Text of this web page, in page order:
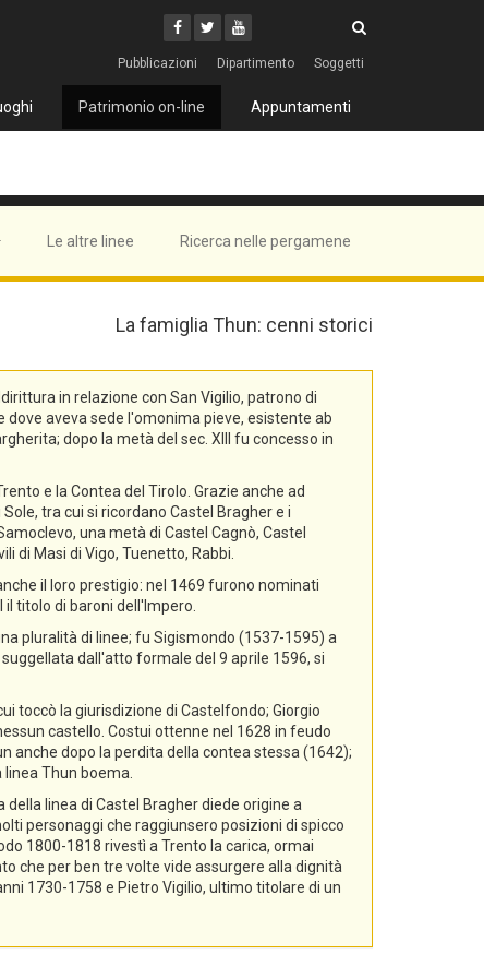
Facebook
Twitter
Youtube
Pubblicazioni Dipartimento Soggetti
Patrimonio on-line Appuntamenti
Le altre linee Ricerca nelle pergamene
La famiglia Thun: cenni storici
in relazione con San Vigilio, patrono di
dove aveva sede l'omonima pieve, esistente ab
dopo la metà del sec. XIII fu concesso in
e la Contea del Tirolo. Grazie anche ad
tra cui si ricordano Castel Bragher e i
una metà di Castel Cagnò, Castel
di Masi di Vigo, Tuenetto, Rabbi.
il loro prestigio: nel 1469 furono nominati
titolo di baroni dell'Impero.
pluralità di linee; fu Sigismondo (1537-1595) a
dall'atto formale del 9 aprile 1596, si
toccò la giurisdizione di Castelfondo; Giorgio
castello. Costui ottenne nel 1628 in feudo
anche dopo la perdita della contea stessa (1642);
Thun boema.
linea di Castel Bragher diede origine a
personaggi che raggiunsero posizioni di spicco
1800-1818 rivestì a Trento la carica, ormai
che per ben tre volte vide assurgere alla dignità
1730-1758 e Pietro Vigilio, ultimo titolare di un